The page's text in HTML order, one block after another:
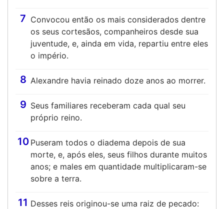
7 Convocou então os mais considerados dentre
os seus cortesãos, companheiros desde sua
juventude, e, ainda em vida, repartiu entre eles
o império.
8 Alexandre havia reinado doze anos ao morrer.
9 Seus familiares receberam cada qual seu
próprio reino.
10 Puseram todos o diadema depois de sua
morte, e, após eles, seus filhos durante muitos
anos; e males em quantidade multiplicaram-se
sobre a terra.
11 Desses reis originou-se uma raiz de pecado: